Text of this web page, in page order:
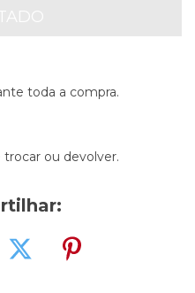
toda a compra.
ou devolver.